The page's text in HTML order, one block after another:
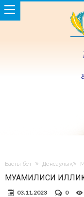
Басты бет Денсаулық
МУАМИЛИСИ
03.11.2023 0